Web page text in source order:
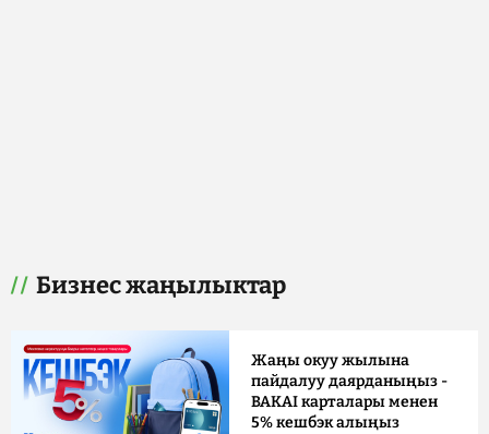
Бизнес жаңылыктар
Жаңы окуу жылына
пайдалуу даярданыңыз -
BAKAI карталары менен
5% кешбэк алыңыз